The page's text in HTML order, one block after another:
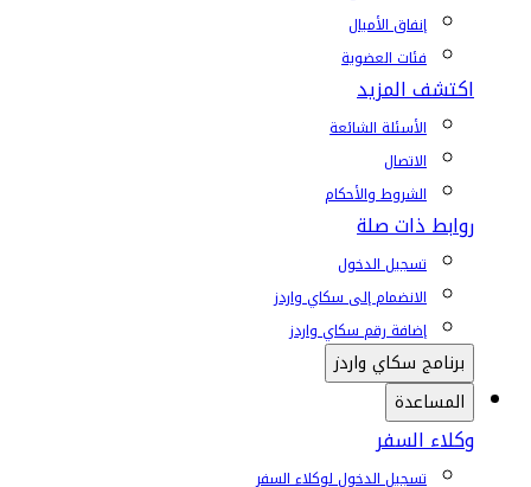
إنفاق الأميال
فئات العضوية
اكتشف المزيد
الأسئلة الشائعة
الاتصال
الشروط والأحكام
روابط ذات صلة
تسجيل الدخول
الانضمام إلى سكاي واردز
إضافة رقم سكاي واردز
برنامج سكاي واردز
المساعدة
وكلاء السفر
تسجيل الدخول لوكلاء السفر